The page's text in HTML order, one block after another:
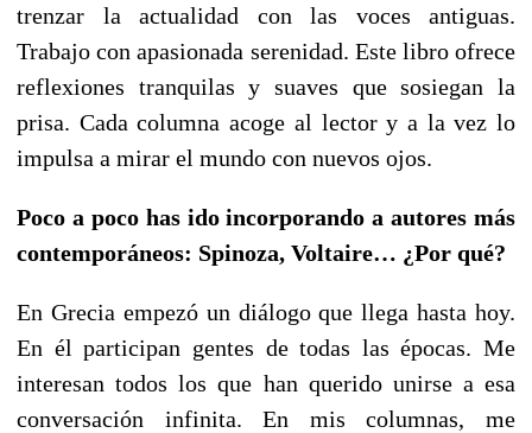
trenzar la actualidad con las voces antiguas.
Trabajo con apasionada serenidad. Este libro ofrece
reflexiones tranquilas y suaves que sosiegan la
prisa. Cada columna acoge al lector y a la vez lo
impulsa a mirar el mundo con nuevos ojos.
Poco a poco has ido incorporando a autores más
contemporáneos: Spinoza, Voltaire… ¿Por qué?
En Grecia empezó un diálogo que llega hasta hoy.
En él participan gentes de todas las épocas. Me
interesan todos los que han querido unirse a esa
conversación infinita. En mis columnas, me